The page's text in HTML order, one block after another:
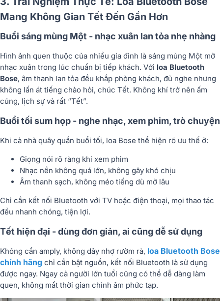
Mang Không Gian Tết Đến Gần Hơn
Buổi sáng mùng Một - nhạc xuân lan tỏa nhẹ nhàng
Hình ảnh quen thuộc của nhiều gia đình là sáng mùng Một mở
nhạc xuân trong lúc chuẩn bị tiếp khách. Với loa Bluetooth
Bose, âm thanh lan tỏa đều khắp phòng khách, đủ nghe nhưng
không lấn át tiếng chào hỏi, chúc Tết. Không khí trở nên ấm
cúng, lịch sự và rất “Tết”.
Buổi tối sum họp - nghe nhạc, xem phim, trò chuyện
Khi cả nhà quây quần buổi tối, loa Bose thể hiện rõ ưu thế ở:
Giọng nói rõ ràng khi xem phim
Nhạc nền không quá lớn, không gây khó chịu
Âm thanh sạch, không méo tiếng dù mở lâu
Chỉ cần kết nối Bluetooth với TV hoặc điện thoại, mọi thao tác
đều nhanh chóng, tiện lợi.
Tết hiện đại - dùng đơn giản, ai cũng dễ sử dụng
Không cần amply, không dây nhợ rườm rà, loa Bluetooth Bose
chính hãng chỉ cần bật nguồn, kết nối Bluetooth là sử dụng
được ngay. Ngay cả người lớn tuổi cũng có thể dễ dàng làm
quen, không mất thời gian chỉnh âm phức tạp.